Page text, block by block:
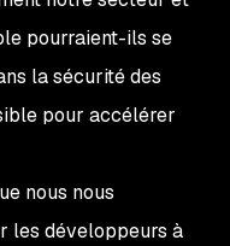
pourraient-ils se
la sécurité des
pour accélérer
nous nous
les développeurs à